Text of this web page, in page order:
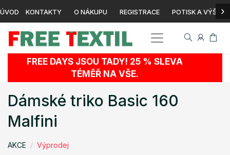
ÚVOD KONTAKTY O NÁKUPU REGISTRACE POTISK A ›
FREE DAYS JSOU TADY! 25 % SLEVA
TÉMĚŘ NA VŠE.
Dámské triko Basic 160
Malfini
AKCE Výprodej